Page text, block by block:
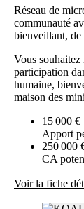
Réseau de
communauté
bienveillant,
Vous
participation
humaine,
maison des
15 000 €
Apport
250 000
CA
Voir la fiche